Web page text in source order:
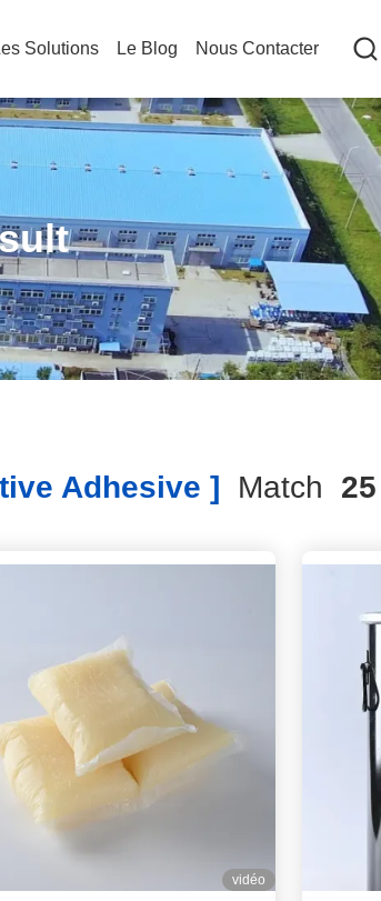
Solutions Le Blog Nous Contacter
Adhesive ] Match 25
vidéo